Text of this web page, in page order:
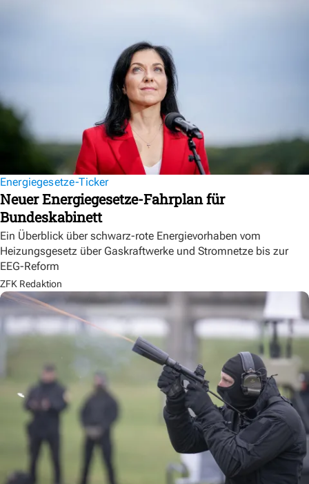
Energiegesetze-Ticker
Neuer Energiegesetze-Fahrplan für
Bundeskabinett
Ein Überblick über schwarz-rote Energievorhaben vom
Heizungsgesetz über Gaskraftwerke und Stromnetze bis zur
EEG-Reform
ZFK Redaktion